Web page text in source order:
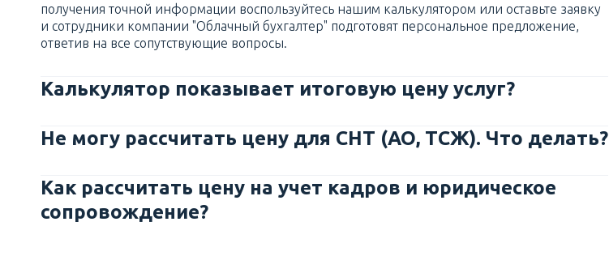
получения точной информации воспользуйтесь нашим калькулятором или оставьте заявку
и сотрудники компании "Облачный бухгалтер" подготовят персональное предложение,
ответив на все сопутствующие вопросы.
Калькулятор показывает итоговую цену услуг?
Не могу рассчитать цену для СНТ (АО, ТСЖ). Что делать?
Как рассчитать цену на учет кадров и юридическое
сопровождение?